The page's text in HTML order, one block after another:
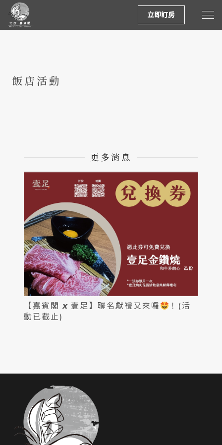
立即訂房
飯店活動
更多消息
【嘉賓閣 𝙭 壹足】聯名獻禮又來囉
！(活
動已截止)